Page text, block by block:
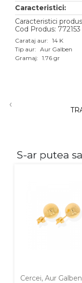
Aur alb
Aur roz
Aur mixt
18K
Caracteristici:
Caracteristici
Cod Produs: 772153
Carataj aur: 14 K
Tip aur: Aur Galben
Gramaj: 1.76 gr
‹
S-ar putea
Cercei, Aur